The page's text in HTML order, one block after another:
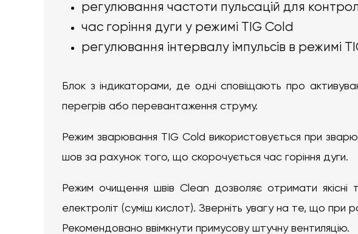
регулювання частоти пульсацій для
час горіння дуги у режимі TIG Cold
регулювання інтервалу імпульсів в режимі
Блок з індикаторами, де одні сповіщають про
перегрів або перевантаження струму.
Режим зварювання TIG Cold використовується при
шов за рахунок того, що скорочується час горіння дуги.
Режим очищення швів Clean дозволяє отримати якісні
електроліт (суміш кислот). Зверніть увагу на те, що при
Рекомендовано ввімкнути примусову штучну вентиляцію.